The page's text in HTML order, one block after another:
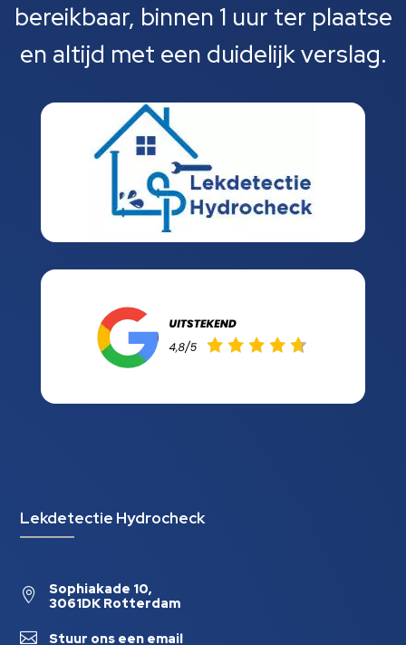
bereikbaar, binnen 1 uur ter plaatse
en altijd met een duidelijk verslag.
Lekdetectie Hydrocheck

Sophiakade 10,
3061DK Rotterdam
 Stuur ons een email